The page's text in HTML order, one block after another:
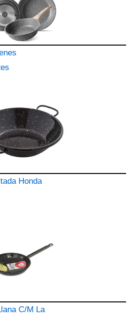
Honda
C/M La